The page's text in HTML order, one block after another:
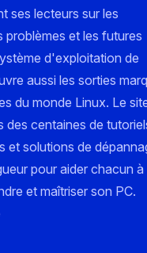
ses lecteurs sur les
problèmes et les futures
d'exploitation de
aussi les sorties
du monde Linux. Le
des centaines de
et solutions de
pour aider chacun à
et maîtriser son PC.